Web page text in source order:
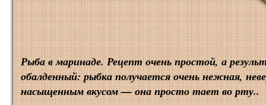
Рыба в маринаде. Рецепт очень простой, а
обалденный: рыбка получается очень нежная,
насыщенным вкусом — она просто тает во рту..